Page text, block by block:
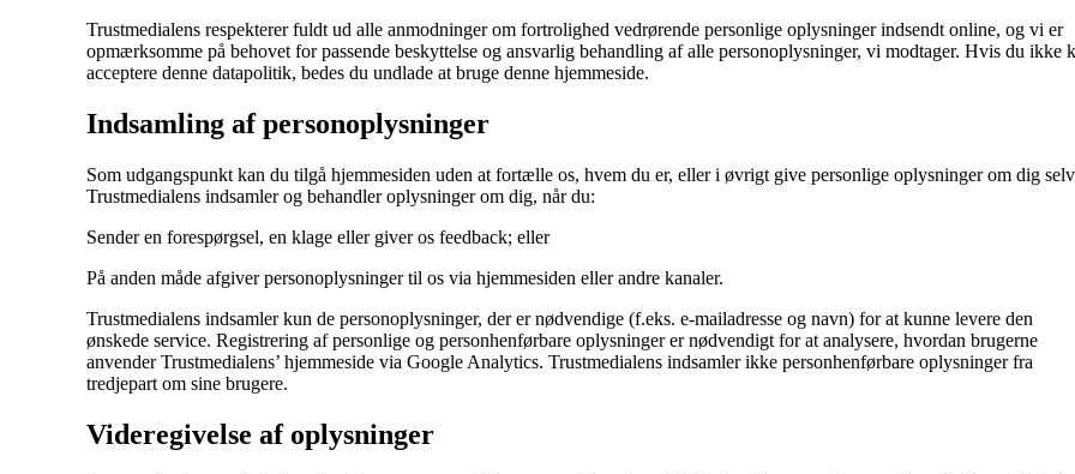
Trustmedialens respekterer fuldt ud alle anmodninger om fortrolighed vedrørende personlige oplysninger indsendt online, og vi er
opmærksomme på behovet for passende beskyttelse og ansvarlig behandling af alle personoplysninger, vi modtager. Hvis du ikke
acceptere denne datapolitik, bedes du undlade at bruge denne hjemmeside.
Indsamling af personoplysninger
Som udgangspunkt kan du tilgå hjemmesiden uden at fortælle os, hvem du er, eller i øvrigt give personlige oplysninger om dig
Trustmedialens indsamler og behandler oplysninger om dig, når du:
Sender en forespørgsel, en klage eller giver os feedback; eller
På anden måde afgiver personoplysninger til os via hjemmesiden eller andre kanaler.
Trustmedialens indsamler kun de personoplysninger, der er nødvendige (f.eks. e-mailadresse og navn) for at kunne levere den
ønskede service. Registrering af personlige og personhenførbare oplysninger er nødvendigt for at analysere, hvordan brugerne
anvender Trustmedialens’ hjemmeside via Google Analytics. Trustmedialens indsamler ikke personhenførbare oplysninger fra
tredjepart om sine brugere.
Videregivelse af oplysninger